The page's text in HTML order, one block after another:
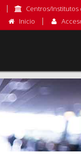
Centros/Institutos
Inicio